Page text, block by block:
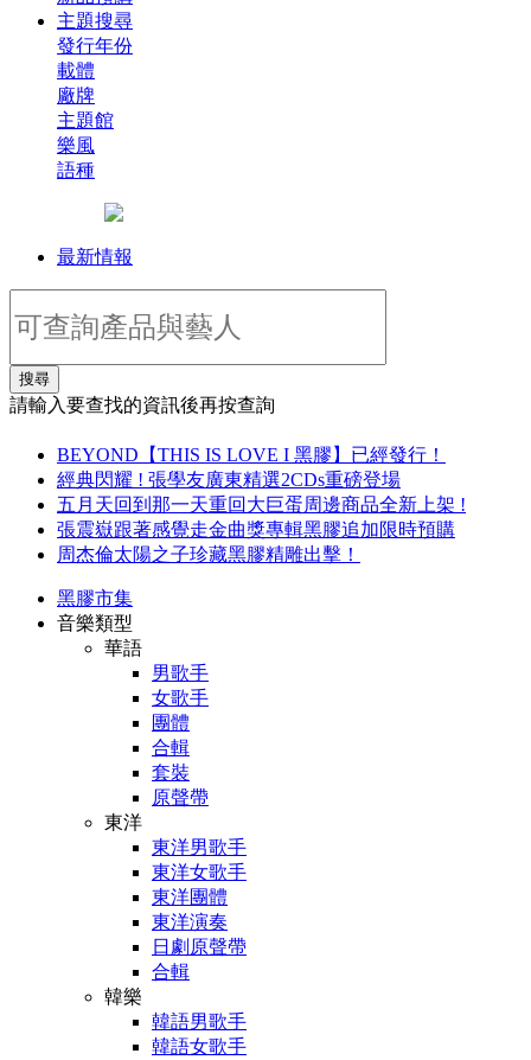
主題搜尋
發行年份
載體
廠牌
主題館
樂風
語種
最新情報
搜尋
請輸入要查找的資訊後再按查詢
BEYOND【THIS IS LOVE I 黑膠】已經發行！
經典閃耀 ! 張學友廣東精選2CDs重磅登場
五月天回到那一天重回大巨蛋周邊商品全新上架 !
張震嶽跟著感覺走金曲獎專輯黑膠追加限時預購
周杰倫太陽之子珍藏黑膠精雕出擊！
黑膠市集
音樂類型
華語
男歌手
女歌手
團體
合輯
套裝
原聲帶
東洋
東洋男歌手
東洋女歌手
東洋團體
東洋演奏
日劇原聲帶
合輯
韓樂
韓語男歌手
韓語女歌手